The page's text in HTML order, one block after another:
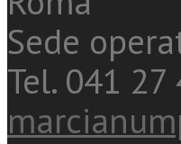
Sede
Tel. 041